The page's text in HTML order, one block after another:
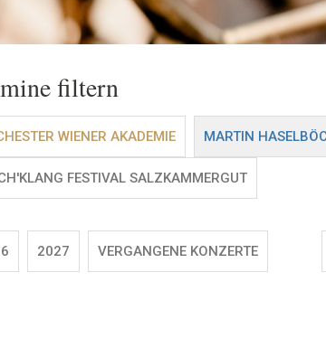
filtern
WIENER AKADEMIE MARTIN
FESTIVAL SALZKAMMERGUT
2027 VERGANGENE KONZERTE